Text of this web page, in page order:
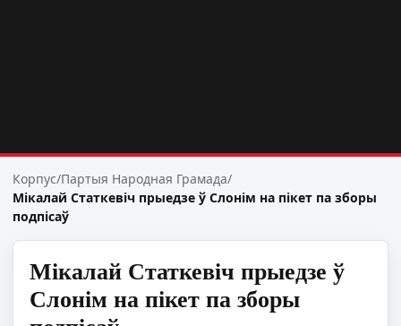
Корпус/Партыя Народная Грамада/
Мікалай Статкевіч прыедзе ў Слонім на пікет па зборы
подпісаў
Мікалай Статкевіч прыедзе ў
Слонім на пікет па зборы